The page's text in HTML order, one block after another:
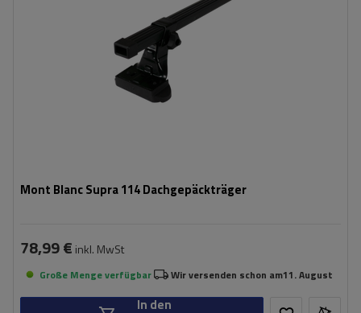
Mont Blanc Supra 114 Dachgepäckträger
78,99 € inkl. MwSt
Große Menge verfügbar Wir versenden schon am11. August
In den